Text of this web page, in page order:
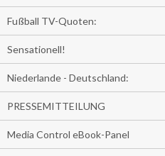
Fußball TV-Quoten:
Sensationell!
Niederlande - Deutschland:
PRESSEMITTEILUNG
Media Control eBook-Panel